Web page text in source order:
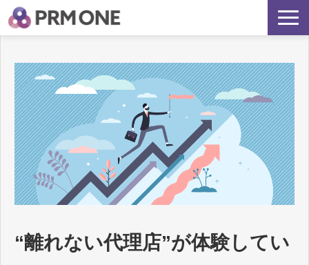
PRMONEが選ばれる理由
再現される代理店支援とは？
よくあるご質問
“離れない代理店”が体験してい